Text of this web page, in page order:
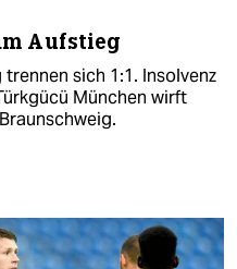
Aufstieg
sich 1:1. Insolvenz
München wirft